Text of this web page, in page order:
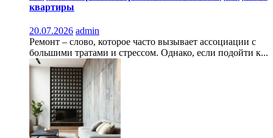
квартиры
20.07.2026 admin
Ремонт – слово, которое часто вызывает ассоциации с
большими тратами и стрессом. Однако, если подойти к...